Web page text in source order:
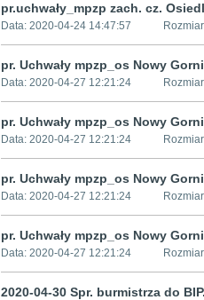
pr.uchwały_mpzp zach. cz.
Data: 2020-04-24 14:47:57
pr. Uchwały mpzp_os Nowy
Data: 2020-04-27 12:21:24
pr. Uchwały mpzp_os Nowy
Data: 2020-04-27 12:21:24
pr. Uchwały mpzp_os Nowy
Data: 2020-04-27 12:21:24
pr. Uchwały mpzp_os Nowy
Data: 2020-04-27 12:21:24
2020-04-30 Spr. burmistrza do